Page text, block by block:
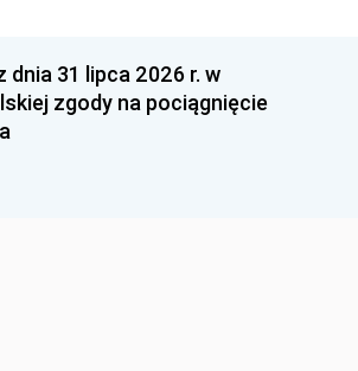
dnia 31 lipca 2026 r. w
zgody na pociągnięcie